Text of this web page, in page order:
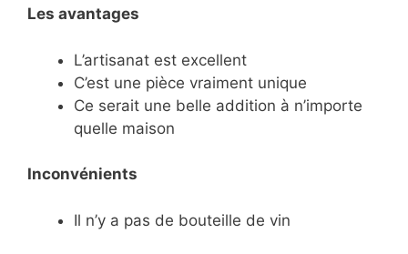
Les avantages
L’artisanat est excellent
C’est une pièce vraiment unique
Ce serait une belle addition à n’importe
quelle maison
Inconvénients
Il n’y a pas de bouteille de vin